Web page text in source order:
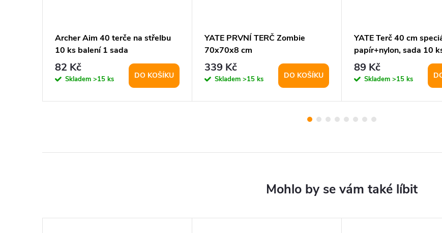
Archer Aim 40 terče na střelbu
10 ks balení 1 sada
82 Kč
Skladem >15 ks DO KOŠÍKU
YATE PRVNÍ TERČ Zombie
70x70x8 cm
339 Kč
Skladem >15 ks DO KOŠÍKU
YATE Terč 40 cm
papír+nylon, sada 10
89 Kč
Skladem >15 ks